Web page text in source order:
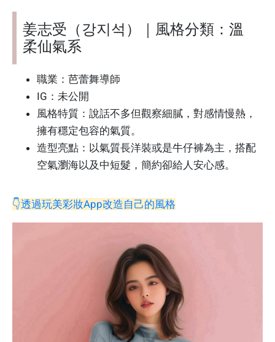
姜志受（강지석）｜風格分類：溫
柔仙氣系
職業：芭蕾舞導師
IG：未公開
風格特質：說話不多但觀察細膩，對感情慢熱，
擁有穩定包容的氣質。
造型亮點：以氣質長洋裝或是牛仔褲為主，搭配
空氣瀏海以及中短髮，簡約卻給人安心感。
👇透過玩美彩妝App改造自己的風格